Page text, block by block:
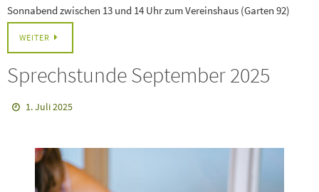
Sonnabend zwischen 13 und 14 Uhr zum Vereinshaus (Garten 92)
WEITER
Sprechstunde September 2025
1. Juli 2025